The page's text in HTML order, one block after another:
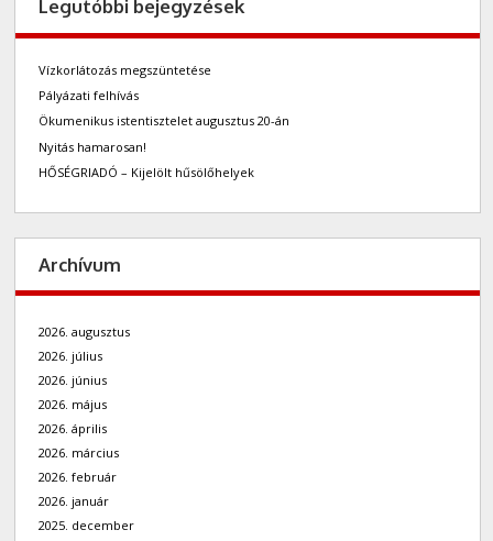
Legutóbbi bejegyzések
Vízkorlátozás megszüntetése
Pályázati felhívás
Ökumenikus istentisztelet augusztus 20-án
Nyitás hamarosan!
HŐSÉGRIADÓ – Kijelölt hűsölőhelyek
Archívum
2026. augusztus
2026. július
2026. június
2026. május
2026. április
2026. március
2026. február
2026. január
2025. december